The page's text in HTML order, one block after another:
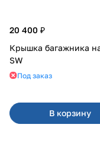
20 400 ₽
Крышка багажника на
SW
Под заказ
В корзину